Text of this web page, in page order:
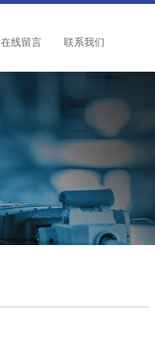
在线留言 联系我们